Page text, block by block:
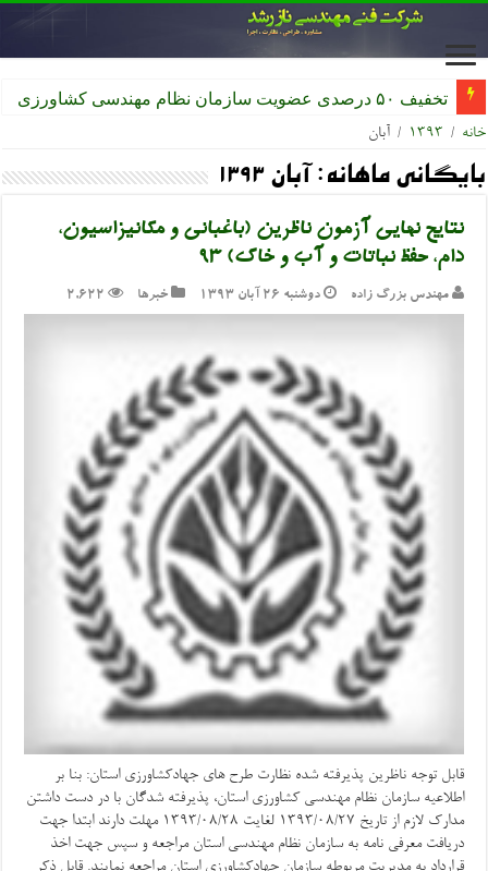
تخفیف ۵۰ درصدی عضویت سازمان نظام مهندسی کشاورزی
خانه / ۱۳۹۳ / آبان
بایگانی ماهانه: آبان ۱۳۹۳
نتایج نهایی آزمون ناظرین (باغبانی و مکانیزاسیون،
دام، حفظ نباتات و آب و خاک) ۹۳
مهندس بزرگ زاده دوشنبه ۲۶ آبان ۱۳۹۳ خبرها 2,622
قابل توجه ناظرین پذیرفته شده نظارت طرح های جهادکشاورزی استان: بنا بر
اطلاعیه سازمان نظام مهندسی کشاورزی استان، پذیرفته شدگان با در دست داشتن
مدارک لازم از تاریخ 1393/08/27 لغایت 1393/08/28 مهلت دارند ابتدا جهت
دریافت معرفی نامه به سازمان نظام مهندسی استان مراجعه و سپس جهت اخذ
قرارداد به مدیریت مربوطه سازمان جهادکشاورزی استان مراجعه نمایند. قابل ذکر